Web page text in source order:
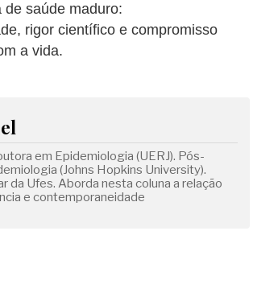
de saúde maduro:
rigor científico e compromisso
a vida.
em Epidemiologia (UERJ). Pós-
(Johns Hopkins University).
da Ufes. Aborda nesta coluna a relação
e contemporaneidade